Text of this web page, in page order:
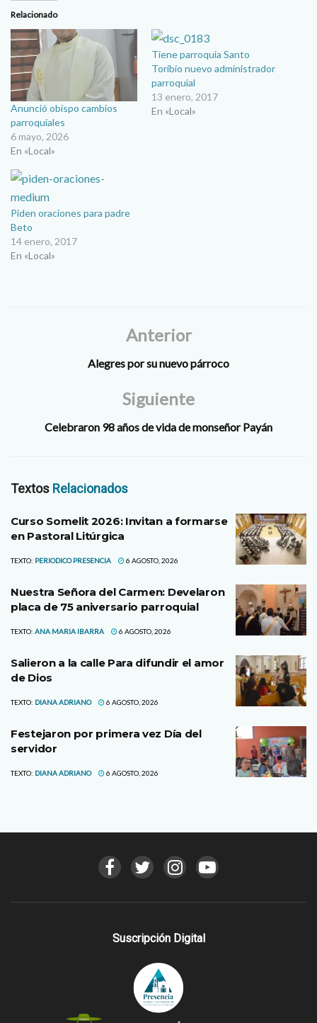
Relacionado
Anunció obispo cambios
parroquiales
6 mayo, 2026
En «Local»
Tiene parroquia Santo
Toribio nuevo administrador
parroquial
13 enero, 2017
En «Local»
Piden oraciones para padre
Beto
14 enero, 2017
En «Local»
Anterior
Alegres por su nuevo párroco
Siguiente
Celebraron 98 años de vida de monseñor Payán
Textos Relacionados
Curso Somelit 2026: Invitan a formarse
en Pastoral Litúrgica
TEXTO: PERIODICO PRESENCIA 6 AGOSTO, 2026
Nuestra Señora del Carmen: Develaron
placa de 75 aniversario parroquial
TEXTO: ANA MARIA IBARRA 6 AGOSTO, 2026
Salieron a la calle Para difundir el amor
de Dios
TEXTO: DIANA ADRIANO 6 AGOSTO, 2026
Festejaron por primera vez Día del
servidor
TEXTO: DIANA ADRIANO 6 AGOSTO, 2026
Suscripción Digital